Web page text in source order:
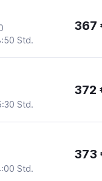
Std.
367
Std.
372
Std.
373